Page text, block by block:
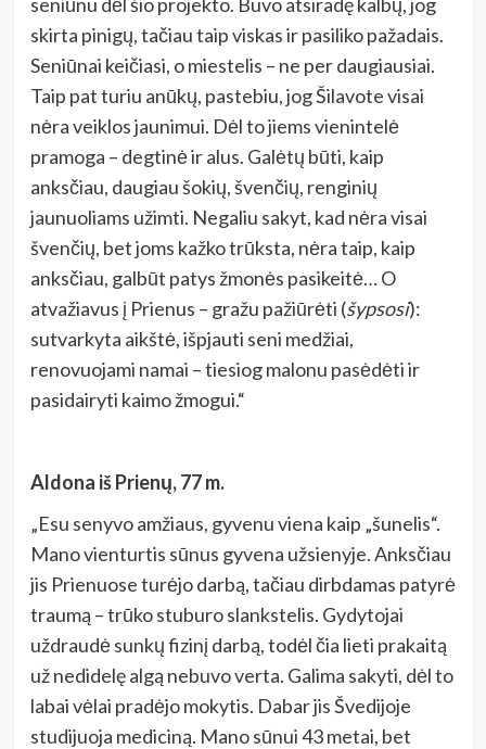
skirta pinigų, tačiau taip viskas ir pasiliko pažadais.
Seniūnai keičiasi, o miestelis – ne per daugiausiai.
Taip pat turiu anūkų, pastebiu, jog Šilavote visai
nėra veiklos jaunimui. Dėl to jiems vienintelė
pramoga – degtinė ir alus. Galėtų būti, kaip
anksčiau, daugiau šokių, švenčių, renginių
jaunuoliams užimti. Negaliu sakyt, kad nėra visai
švenčių, bet joms kažko trūksta, nėra taip, kaip
anksčiau, galbūt patys žmonės pasikeitė… O
atvažiavus į Prienus – gražu pažiūrėti (šypsosi):
sutvarkyta aikštė, išpjauti seni medžiai,
renovuojami namai – tiesiog malonu pasėdėti ir
pasidairyti kaimo žmogui.“
Aldona iš Prienų, 77 m.
„Esu senyvo amžiaus, gyvenu viena kaip „šunelis“.
Mano vienturtis sūnus gyvena užsienyje. Anksčiau
jis Prienuose turėjo darbą, tačiau dirbdamas patyrė
traumą – trūko stuburo slankstelis. Gydytojai
uždraudė sunkų fizinį darbą, todėl čia lieti prakaitą
už nedidelę algą nebuvo verta. Galima sakyti, dėl to
labai vėlai pradėjo mokytis. Dabar jis Švedijoje
studijuoja mediciną. Mano sūnui 43 metai, bet